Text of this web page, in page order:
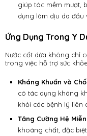
giúp tóc mềm mượt,
dụng làm dịu da đầu
Ứng Dụng Trong Y
Nước cốt dừa không chỉ
trong việc hỗ trợ sức
Kháng Khuẩn và
có tác dụng kháng
khỏi các bệnh lý liên
Tăng Cường Hệ
khoáng chất, đặc